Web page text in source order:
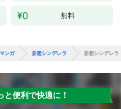
無料
ンガ 妄想シンデレラ 妄想シンデレラ
と便利で快適に！